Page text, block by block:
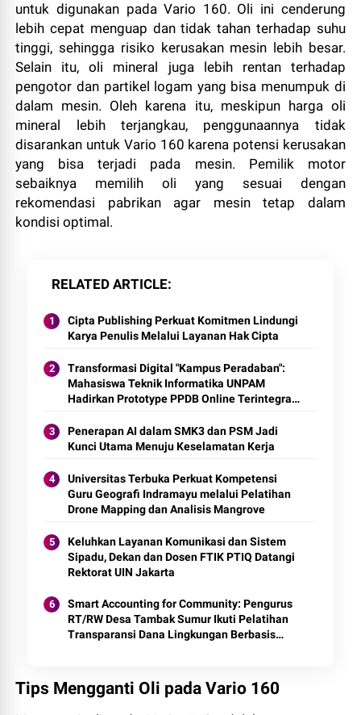
untuk digunakan pada Vario 160. Oli ini cenderung
lebih cepat menguap dan tidak tahan terhadap suhu
tinggi, sehingga risiko kerusakan mesin lebih besar.
Selain itu, oli mineral juga lebih rentan terhadap
pengotor dan partikel logam yang bisa menumpuk di
dalam mesin. Oleh karena itu, meskipun harga oli
mineral lebih terjangkau, penggunaannya tidak
disarankan untuk Vario 160 karena potensi kerusakan
yang bisa terjadi pada mesin. Pemilik motor
sebaiknya memilih oli yang sesuai dengan
rekomendasi pabrikan agar mesin tetap dalam
kondisi optimal.
RELATED ARTICLE
Cipta Publishing Perkuat Komitmen Lindungi
Karya Penulis Melalui Layanan Hak Cipta
Transformasi Digital "Kampus Peradaban":
Mahasiswa Teknik Informatika UNPAM
Hadirkan Prototype PPDB Online Terintegrasi
Penerapan AI dalam SMK3 dan PSM Jadi
Kunci Utama Menuju Keselamatan Kerja
Universitas Terbuka Perkuat Kompetensi
Guru Geografi Indramayu melalui Pelatihan
Drone Mapping dan Analisis Mangrove
Keluhkan Layanan Komunikasi dan Sistem
Sipadu, Dekan dan Dosen FTIK PTIQ Datangi
Rektorat UIN Jakarta
Smart Accounting for Community: Pengurus
RT/RW Desa Tambak Sumur Ikuti Pelatihan
Transparansi Dana Lingkungan Berbasis
Tips Mengganti Oli pada Vario 160